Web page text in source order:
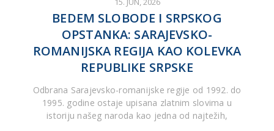
BEDEM SLOBODE I SRPSKOG
OPSTANKA: SARAJEVSKO-
ROMANIJSKA REGIJA KAO KOLEVKA
REPUBLIKE SRPSKE
Odbrana Sarajevsko-romanijske regije od 1992. do
1995. godine ostaje upisana zlatnim slovima u
istoriju našeg naroda kao jedna od najtežih,